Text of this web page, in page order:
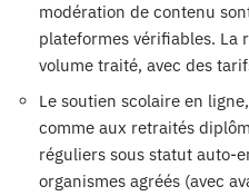
modération de contenu
plateformes vérifiables. La
volume traité, avec des
Le soutien scolaire en
comme aux retraités
réguliers sous statut auto-
organismes agréés (avec